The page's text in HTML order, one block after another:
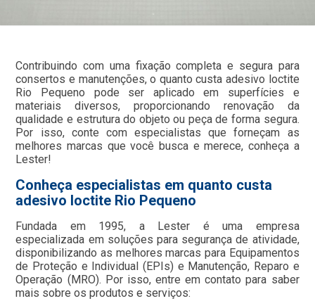
Contribuindo com uma fixação completa e segura para
consertos e manutenções, o quanto custa adesivo loctite
Rio Pequeno pode ser aplicado em superfícies e
materiais diversos, proporcionando renovação da
qualidade e estrutura do objeto ou peça de forma segura.
Por isso, conte com especialistas que forneçam as
melhores marcas que você busca e merece, conheça a
Lester!
Conheça especialistas em quanto custa
adesivo loctite Rio Pequeno
Fundada em 1995, a Lester é uma empresa
especializada em soluções para segurança de atividade,
disponibilizando as melhores marcas para Equipamentos
de Proteção e Individual (EPIs) e Manutenção, Reparo e
Operação (MRO). Por isso, entre em contato para saber
mais sobre os produtos e serviços: